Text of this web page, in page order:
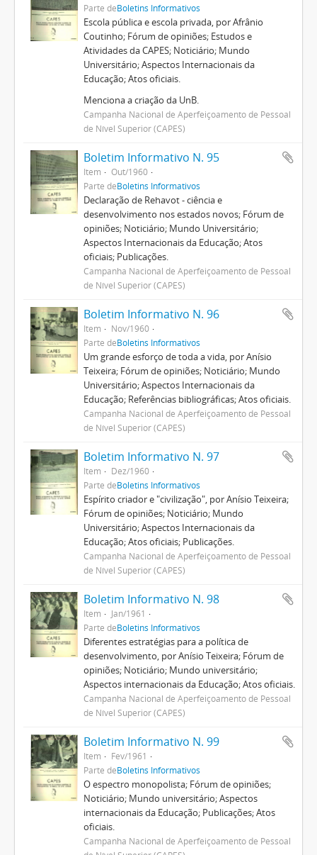
Parte deBoletins Informativos
Escola pública e escola privada, por Afrânio
Coutinho; Fórum de opiniões; Estudos e
Atividades da CAPES; Noticiário; Mundo
Universitário; Aspectos Internacionais da
Educação; Atos oficiais.
Menciona a criação da UnB.
Campanha Nacional de Aperfeiçoamento de Pessoal
de Nível Superior (CAPES)
Boletim Informativo N. 95
Item
Out/1960
Parte deBoletins Informativos
Declaração de Rehavot - ciência e
desenvolvimento nos estados novos; Fórum de
opiniões; Noticiário; Mundo Universitário;
Aspectos Internacionais da Educação; Atos
oficiais; Publicações.
Campanha Nacional de Aperfeiçoamento de Pessoal
de Nível Superior (CAPES)
Boletim Informativo N. 96
Item
Nov/1960
Parte deBoletins Informativos
Um grande esforço de toda a vida, por Anísio
Teixeira; Fórum de opiniões; Noticiário; Mundo
Universitário; Aspectos Internacionais da
Educação; Referências bibliográficas; Atos oficiais.
Campanha Nacional de Aperfeiçoamento de Pessoal
de Nível Superior (CAPES)
Boletim Informativo N. 97
Item
Dez/1960
Parte deBoletins Informativos
Espírito criador e "civilização", por Anísio Teixeira;
Fórum de opiniões; Noticiário; Mundo
Universitário; Aspectos Internacionais da
Educação; Atos oficiais; Publicações.
Campanha Nacional de Aperfeiçoamento de Pessoal
de Nível Superior (CAPES)
Boletim Informativo N. 98
Item
Jan/1961
Parte deBoletins Informativos
Diferentes estratégias para a política de
desenvolvimento, por Anísio Teixeira; Fórum de
opiniões; Noticiário; Mundo universitário;
Aspectos internacionais da Educação; Atos oficiais.
Campanha Nacional de Aperfeiçoamento de Pessoal
de Nível Superior (CAPES)
Boletim Informativo N. 99
Item
Fev/1961
Parte deBoletins Informativos
O espectro monopolista; Fórum de opiniões;
Noticiário; Mundo universitário; Aspectos
internacionais da Educação; Publicações; Atos
oficiais.
Campanha Nacional de Aperfeiçoamento de Pessoal